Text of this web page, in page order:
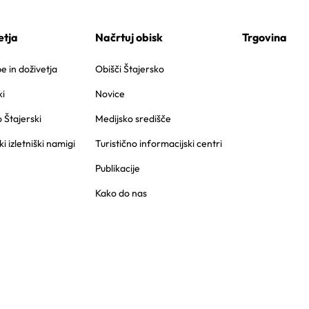
in doživetja
Štajerski
izletniški namigi
Načrtuj obisk
Obišči Štajersko
Novice
Medijsko središče
Turistično informacijski centri
Publikacije
Kako do nas
Trgovina